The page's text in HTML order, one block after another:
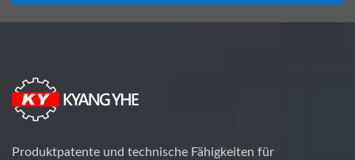
Produktpatente und technische Fähigkeiten für